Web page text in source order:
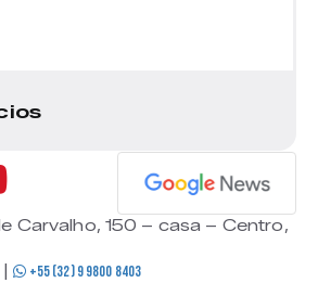
Carvalho, 150 – casa – Centro,
|
+55 (32) 9 9800 8403